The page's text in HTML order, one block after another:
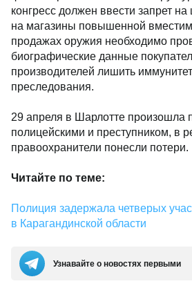
конгресс должен ввести запрет
на магазины повышенной
продажах оружия необходимо
биографические данные
производителей лишить
преследования.
29 апреля в Шарлотте произошла
полицейскими и преступником, в
правоохранители понесли потери.
Читайте по теме:
Полиция задержала четверых
в Карагандинской области
Узнавайте о новостях первыми